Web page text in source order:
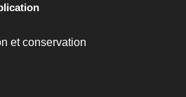
et conservation